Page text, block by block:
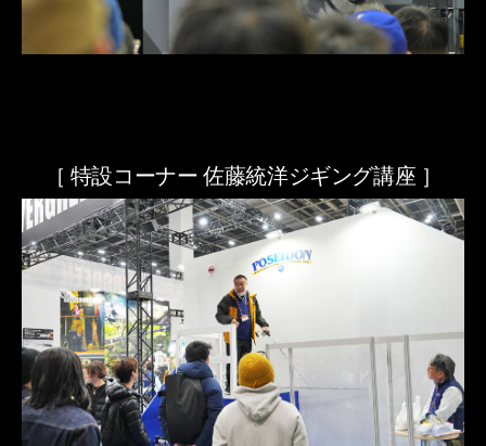
［ 特設コーナー 佐藤統洋ジギング講座 ］